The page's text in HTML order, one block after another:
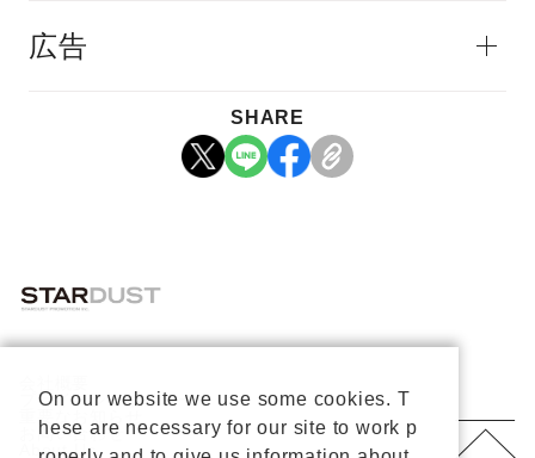
広告
SHARE
プライバシーポリシー
重要なお知らせ
お問い合わせ
About Us
On our website we use some cookies. T
hese are necessary for our site to work p